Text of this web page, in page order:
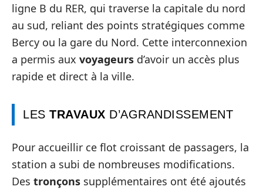
ligne B du RER, qui traverse la capitale du nord
au sud, reliant des points stratégiques comme
Bercy ou la gare du Nord. Cette interconnexion
a permis aux voyageurs d’avoir un accès plus
rapide et direct à la ville.
LES TRAVAUX D’AGRANDISSEMENT
Pour accueillir ce flot croissant de passagers, la
station a subi de nombreuses modifications.
Des tronçons supplémentaires ont été ajoutés